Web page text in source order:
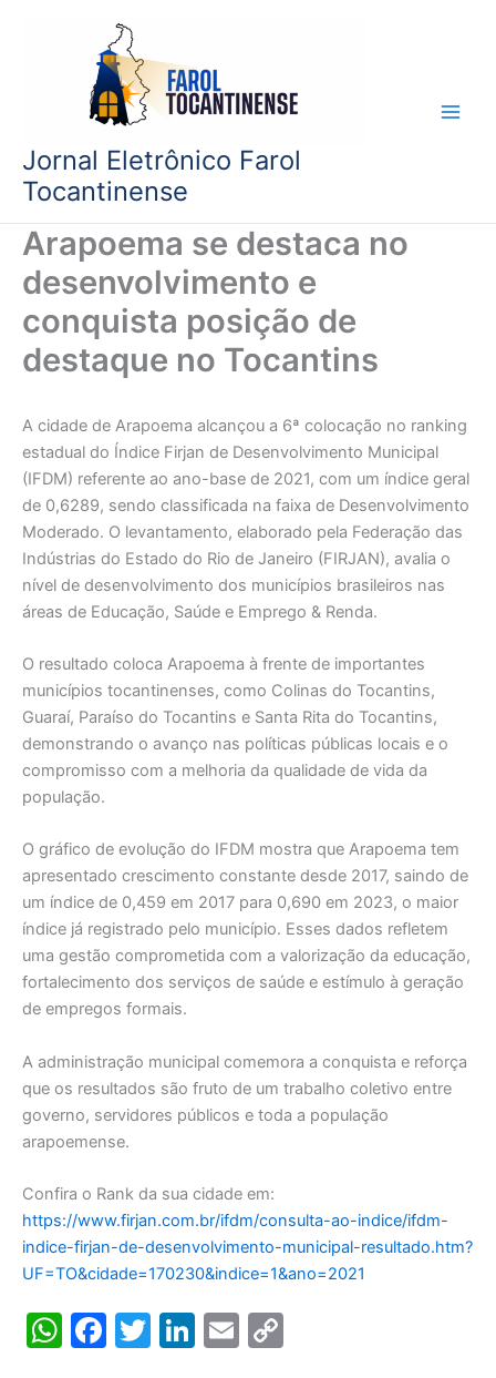
Jornal Eletrônico Farol
Tocantinense
Arapoema se destaca no
desenvolvimento e
conquista posição de
destaque no Tocantins
A cidade de Arapoema alcançou a 6ª colocação no ranking
estadual do Índice Firjan de Desenvolvimento Municipal
(IFDM) referente ao ano-base de 2021, com um índice geral
de 0,6289, sendo classificada na faixa de Desenvolvimento
Moderado. O levantamento, elaborado pela Federação das
Indústrias do Estado do Rio de Janeiro (FIRJAN), avalia o
nível de desenvolvimento dos municípios brasileiros nas
áreas de Educação, Saúde e Emprego & Renda.
O resultado coloca Arapoema à frente de importantes
municípios tocantinenses, como Colinas do Tocantins,
Guaraí, Paraíso do Tocantins e Santa Rita do Tocantins,
demonstrando o avanço nas políticas públicas locais e o
compromisso com a melhoria da qualidade de vida da
população.
O gráfico de evolução do IFDM mostra que Arapoema tem
apresentado crescimento constante desde 2017, saindo de
um índice de 0,459 em 2017 para 0,690 em 2023, o maior
índice já registrado pelo município. Esses dados refletem
uma gestão comprometida com a valorização da educação,
fortalecimento dos serviços de saúde e estímulo à geração
de empregos formais.
A administração municipal comemora a conquista e reforça
que os resultados são fruto de um trabalho coletivo entre
governo, servidores públicos e toda a população
arapoemense.
Confira o Rank da sua cidade em:
https://www.firjan.com.br/ifdm/consulta-ao-indice/ifdm-
indice-firjan-de-desenvolvimento-municipal-resultado.htm?
UF=TO&cidade=170230&indice=1&ano=2021
W F
T
Li E